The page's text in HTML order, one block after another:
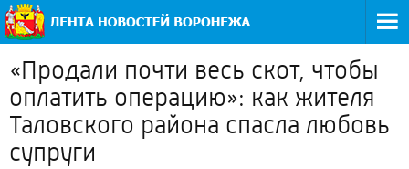
«Продали почти весь скот, чтобы
оплатить операцию»: как жителя
Таловского района спасла любовь
супруги